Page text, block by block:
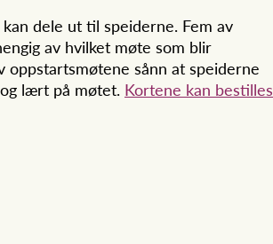
dele ut til speiderne. Fem av
av hvilket møte som blir
sånn at speiderne
lært på møtet. Kortene kan bestilles